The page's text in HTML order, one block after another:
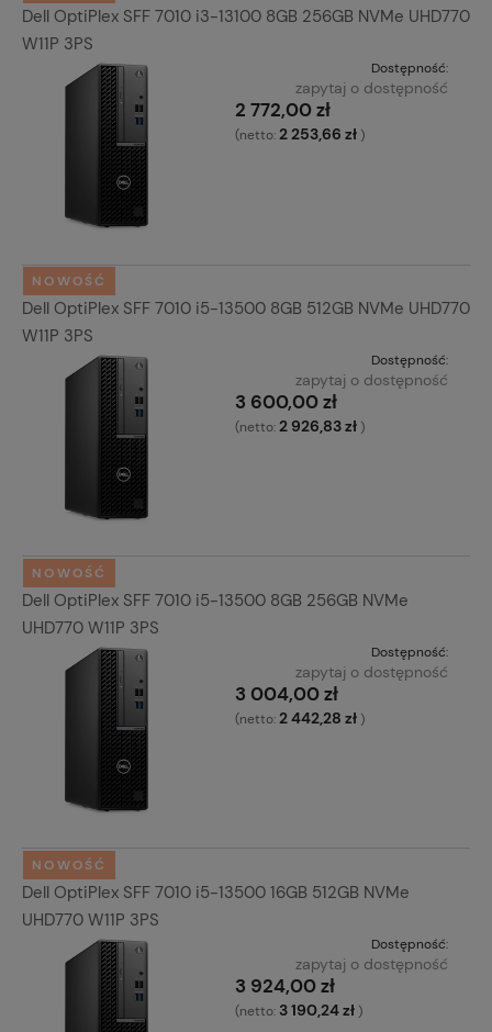
Dell OptiPlex SFF 7010 i3-13100 8GB 256GB NVMe UHD770
W11P 3PS
Dostępność:
zapytaj o dostępność
2 772,00 zł
(netto:2 253,66 zł)
Dell OptiPlex SFF 7010 i5-13500 8GB 512GB NVMe UHD770
W11P 3PS
Dostępność:
zapytaj o dostępność
3 600,00 zł
(netto:2 926,83 zł)
NOWOŚĆ
Dell OptiPlex SFF 7010 i5-13500 8GB 256GB NVMe
UHD770 W11P 3PS
Dostępność:
zapytaj o dostępność
3 004,00 zł
(netto:2 442,28 zł)
NOWOŚĆ
Dell OptiPlex SFF 7010 i5-13500 16GB 512GB NVMe
UHD770 W11P 3PS
Dostępność:
zapytaj o dostępność
3 924,00 zł
(netto:3 190,24 zł)
NOWOŚĆ